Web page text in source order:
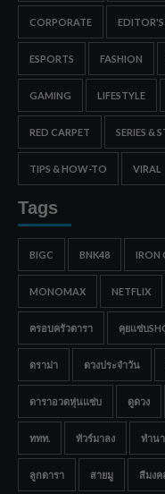
CORPORATE EDITOR'S
ESPORTS FASHION
GAMING LIFESTYLE
RED CARPET SERIES &
TIPS & HOW-TO VIRAL
Tags
BIGC BNK48 IRON
MONOMAX NETFLIX
ครอบครัวดารา คุยแซ่บ
ดราม่า ดวงประจำวัน
ดาราอวดหุ่นแซ่บ ดูดวง
ททท. ทัวร์มาลง ทำน
ลูกดารา สายมู สีมงค